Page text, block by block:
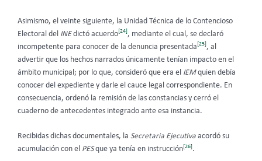
Asimismo, el veinte siguiente, la Unidad Técnica de lo Contencioso
Electoral del INEdictó acuerdo [24] , mediante el cual, se declaró
incompetente para conocer de la denuncia presentada [25] , al
advertir que los hechos narrados únicamente tenían impacto en el
ámbito municipal; por lo que, consideró que era el IEMquien debía
conocer del expediente y darle el cauce legal correspondiente. En
consecuencia, ordenó la remisión de las constancias y cerró el
cuaderno de antecedentes integrado ante esa instancia.
Recibidas dichas documentales, la Secretaria Ejecutiva acordó su
acumulación con el PESque ya tenía en instrucción[26].